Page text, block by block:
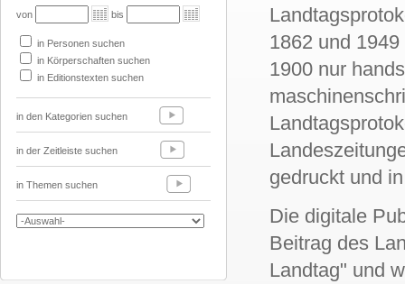
von bis
in Personen suchen
in Körperschaften suchen
in Editionstexten suchen
in den Kategorien suchen
in der Zeitleiste suchen
in Themen suchen
1862 und
1900 nur
gedruckt und
Die digitale
Beitrag des
Landtag" und